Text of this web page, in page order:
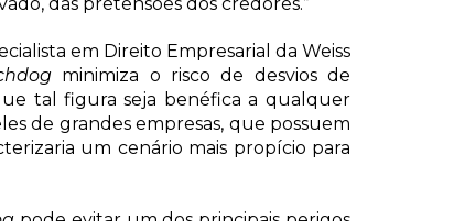
em Direito Empresarial da Weiss
minimiza o risco de desvios de
tal figura seja benéfica a qualquer
de grandes empresas, que possuem
um cenário mais propício para